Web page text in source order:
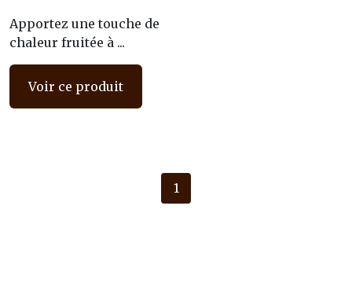
Apportez une touche de
chaleur fruitée à ...
Voir ce produit
1